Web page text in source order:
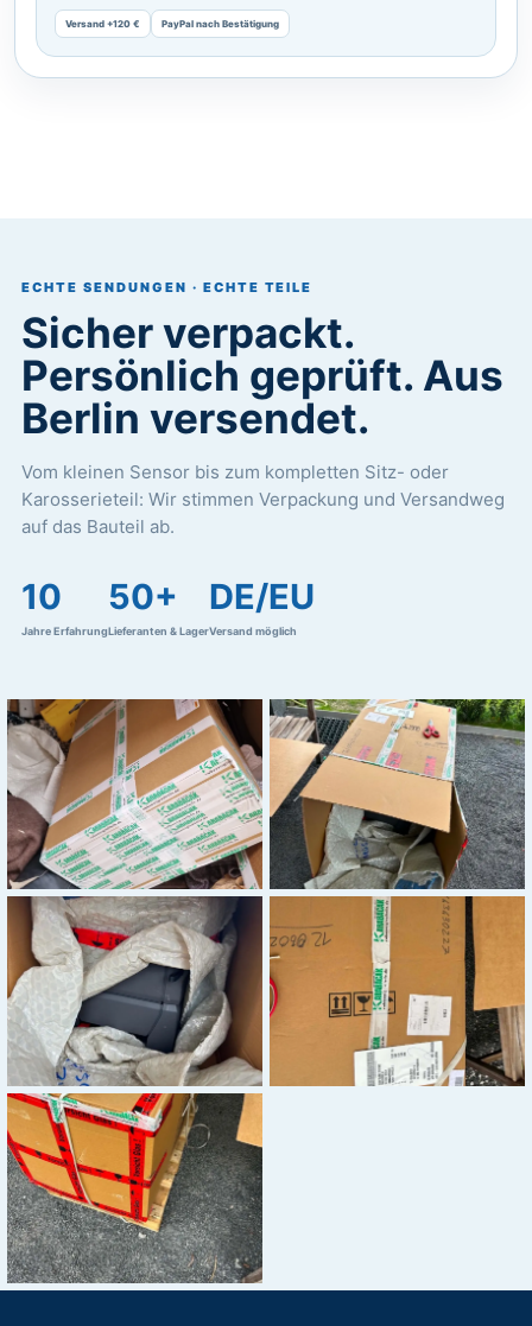
Versand +120 € PayPal nach Bestätigung
ECHTE SENDUNGEN · ECHTE TEILE
Sicher verpackt.
Persönlich geprüft. Aus
Berlin versendet.
Vom kleinen Sensor bis zum kompletten Sitz- oder
Karosserieteil: Wir stimmen Verpackung und Versandweg
auf das Bauteil ab.
10
Jahre Erfahrung
50+
Lieferanten & Lager
DE/EU
Versand möglich